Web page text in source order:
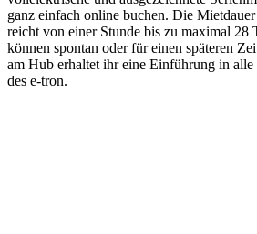
ganz einfach online buchen. Die
reicht von einer Stunde bis zu maximal 28
können spontan oder für einen späteren
am Hub erhaltet ihr eine Einführung in alle
des e-tron.